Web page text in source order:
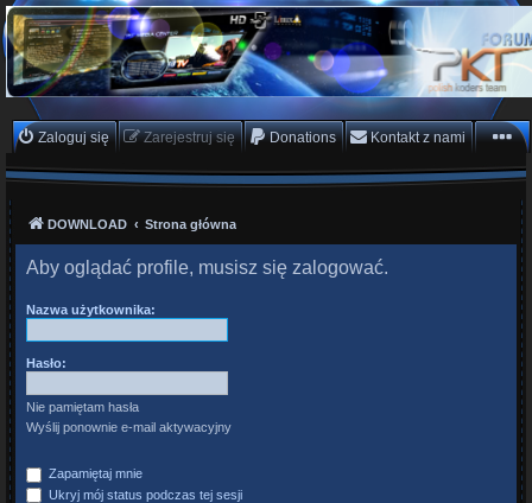
PKTeam - Polish Koders
Team
Hyperion, Enigma, E2, PKT, listy kanałów, oscam
Zaloguj się Zarejestruj się Donations Kontakt z nami
DOWNLOAD Strona główna
Aby oglądać profile, musisz się zalogować.
Nazwa użytkownika:
Hasło:
Nie pamiętam hasła
Wyślij ponownie e-mail aktywacyjny
Zapamiętaj mnie
Ukryj mój status podczas tej sesji